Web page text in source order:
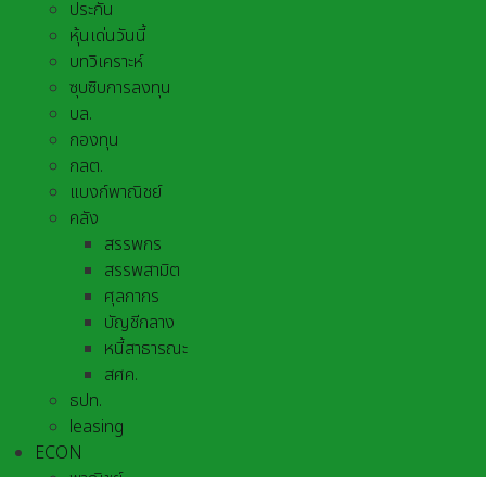
ประกัน
หุ้นเด่นวันนี้
บทวิเคราะห์
ซุบซิบการลงทุน
บล.
กองทุน
กลต.
แบงก์พาณิชย์
คลัง
สรรพกร
สรรพสามิต
ศุลกากร
บัญชีกลาง
หนี้สาธารณะ
สศค.
ธปท.
leasing
ECON